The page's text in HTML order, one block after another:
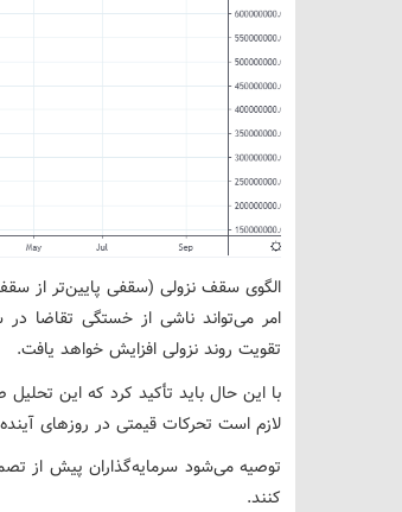
الگوی سقف نزولی (سقفی پایین‌تر از
تقویت روند نزولی افزایش خواهد یافت.
با این حال باید تأکید کرد که این
لازم است تحرکات قیمتی در روزهای آینده
توصیه می‌شود سرمایه‌گذاران پیش از
کنند.